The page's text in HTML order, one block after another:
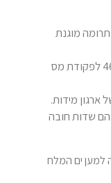
מוגנת
תרומתך מוכרת לצרכי מס, לפי סעיף 46 לפקודת מס
ארגון מידות.
שדות חובה